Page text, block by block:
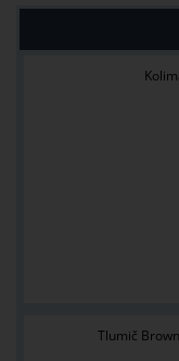
Tlumič